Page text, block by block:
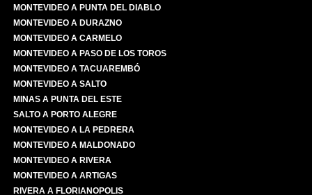
MONTEVIDEO A PUNTA DEL DIABLO
MONTEVIDEO A DURAZNO
MONTEVIDEO A CARMELO
MONTEVIDEO A PASO DE LOS TOROS
MONTEVIDEO A TACUAREMBÓ
MONTEVIDEO A SALTO
MINAS A PUNTA DEL ESTE
SALTO A PORTO ALEGRE
MONTEVIDEO A LA PEDRERA
MONTEVIDEO A MALDONADO
MONTEVIDEO A RIVERA
MONTEVIDEO A ARTIGAS
RIVERA A FLORIANOPOLIS